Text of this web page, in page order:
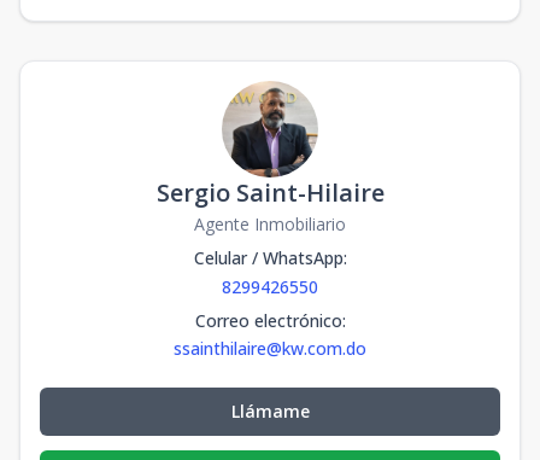
Sergio Saint-Hilaire
Agente Inmobiliario
Celular / WhatsApp:
8299426550
Correo electrónico:
ssainthilaire@kw.com.do
Llámame